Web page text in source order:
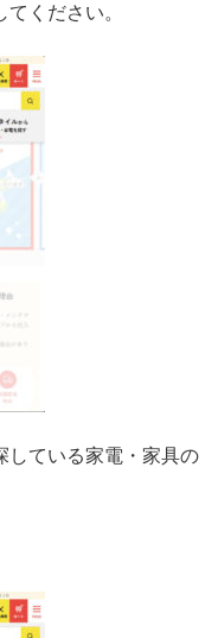
てください。
している家電・家具の